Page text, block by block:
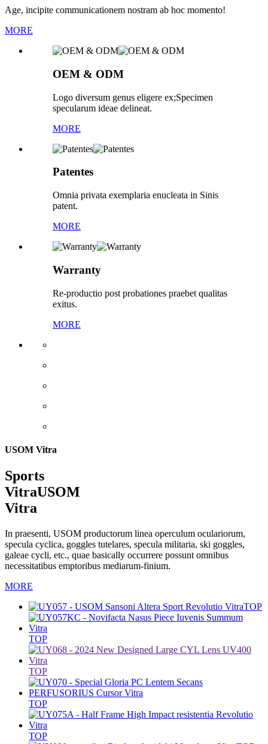
Age, incipite communicationem nostram ab hoc momento!
MORE
OEM & ODM
Logo diversum genus eligere ex;Specimen
specularum ideae delineat.
MORE
Patentes
Omnia privata exemplaria enucleata in Sinis
patent.
MORE
Warranty
Re-productio post probationes praebet qualitas
exitus.
MORE
USOM Vitra
Sports
VitraUSOM
Vitra
In praesenti, USOM productorum linea operculum oculariorum,
specula cyclica, goggles tutelares, specula militaria, ski goggles,
galeae cycli, etc., quae basically occurrere possunt omnibus
necessitatibus emptoribus mediarum-finium.
MORE
TOP
TOP
TOP
TOP
TOP